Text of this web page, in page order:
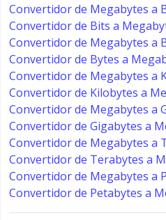
Convertidor de Megabytes a
Convertidor de Bits a
Convertidor de Megabytes a
Convertidor de Bytes a
Convertidor de Megabytes a
Convertidor de Kilobytes a
Convertidor de Megabytes a
Convertidor de Gigabytes a
Convertidor de Megabytes a
Convertidor de Terabytes a
Convertidor de Megabytes a
Convertidor de Petabytes a